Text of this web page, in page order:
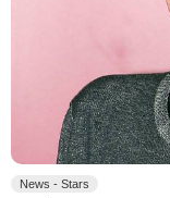
News - Stars